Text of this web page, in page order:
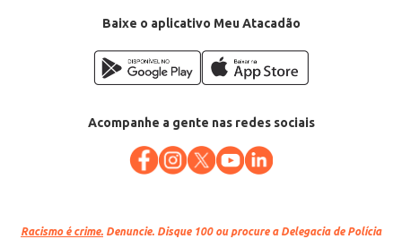
Baixe o aplicativo Meu Atacadão
Acompanhe a gente nas redes sociais
Racismo é crime. Denuncie. Disque 100 ou procure a Delegacia de Polícia